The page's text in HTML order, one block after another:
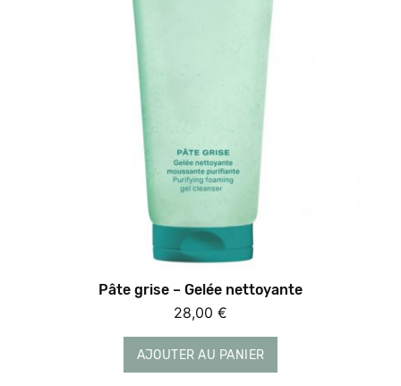
Pâte grise – Gelée nettoyante
28,00 €
AJOUTER AU PANIER